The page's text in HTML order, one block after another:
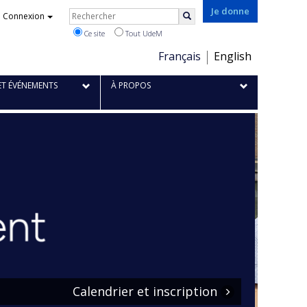
Je donne
Choix
de
langue
Français English
Connexion Rechercher
Ce site Tout UdeM
ÉVÉNEMENTS À PROPOS